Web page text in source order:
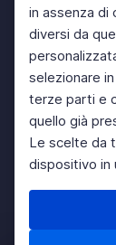
in assenza di
diversi da
selezionare
terze parti e
quello già
Le scelte da
dispositivo in